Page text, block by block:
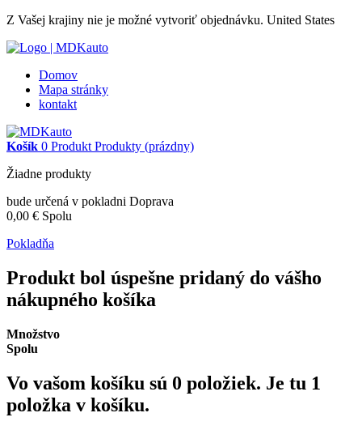
Z Vašej krajiny nie je možné vytvoriť objednávku. United States
Domov
Mapa stránky
kontakt
Košík 0 Produkt Produkty (prázdny)
Žiadne produkty
bude určená v pokladni Doprava
0,00 € Spolu
Pokladňa
Produkt bol úspešne pridaný do vášho
nákupného košíka
Množstvo
Spolu
Vo vašom košíku sú 0 položiek. Je tu 1
položka v košíku.